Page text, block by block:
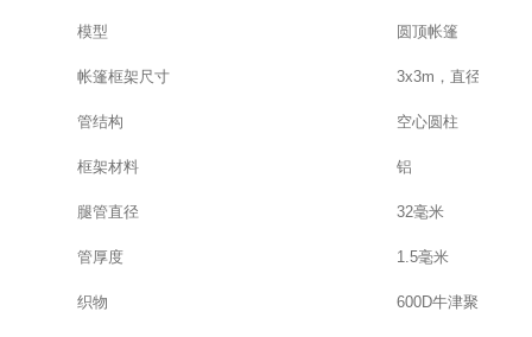
模型 圆顶帐篷
帐篷框架尺寸 3x3m，直径5x5m
管结构 空心圆柱
框架材料 铝
腿管直径 32毫米
管厚度 1.5毫米
织物 600D牛津聚氨酯涂